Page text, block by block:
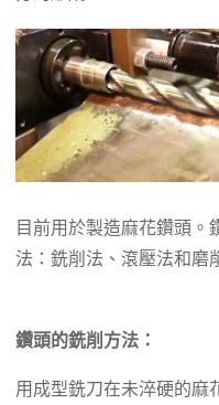
目前用於製造麻花鑽頭。
法：銑削法、滾壓法和磨
鑽頭的銑削方法：
用成型銑刀在未淬硬的麻